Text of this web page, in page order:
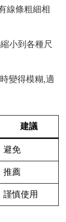
線條粗細相
小到各種尺
變得模糊,適
建議
避免
推薦
謹慎使用